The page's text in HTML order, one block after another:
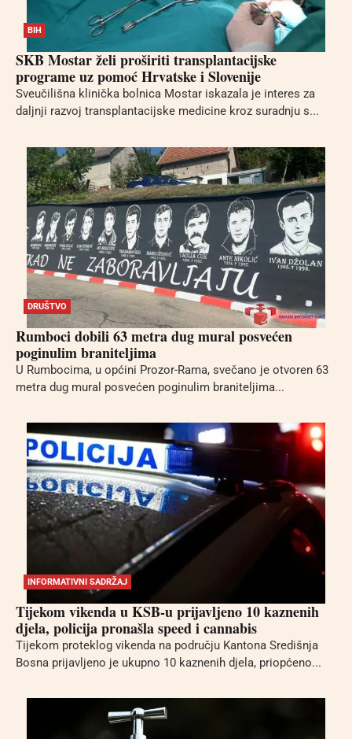
BIH
SKB Mostar želi proširiti transplantacijske
programe uz pomoć Hrvatske i Slovenije
Sveučilišna klinička bolnica Mostar iskazala je interes za
daljnji razvoj transplantacijske medicine kroz suradnju s...
DRUŠTVO
Rumboci dobili 63 metra dug mural posvećen
poginulim braniteljima
U Rumbocima, u općini Prozor-Rama, svečano je otvoren 63
metra dug mural posvećen poginulim braniteljima...
INFORMATIVNI SADRŽAJ
Tijekom vikenda u KSB-u prijavljeno 10 kaznenih
djela, policija pronašla speed i cannabis
Tijekom proteklog vikenda na području Kantona Središnja
Bosna prijavljeno je ukupno 10 kaznenih djela, priopćeno...